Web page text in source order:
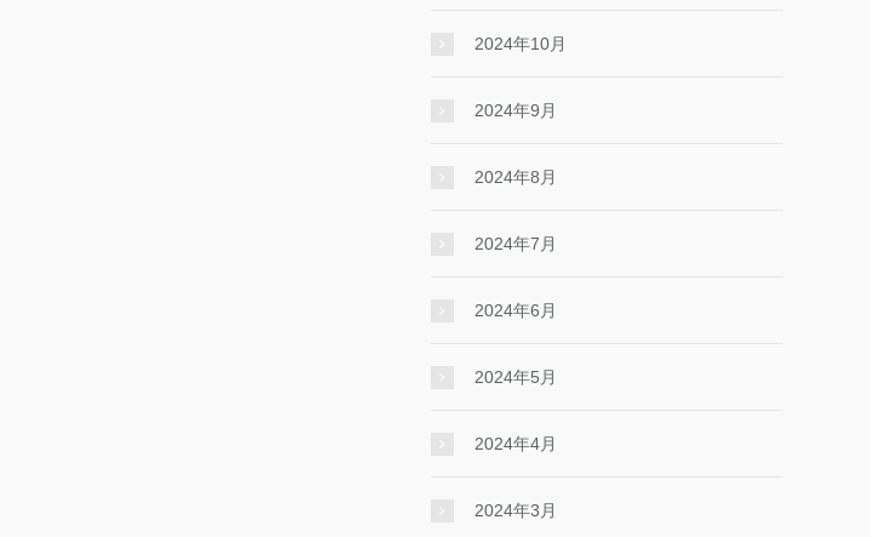
2024年10月
2024年9月
2024年8月
2024年7月
2024年6月
2024年5月
2024年4月
2024年3月